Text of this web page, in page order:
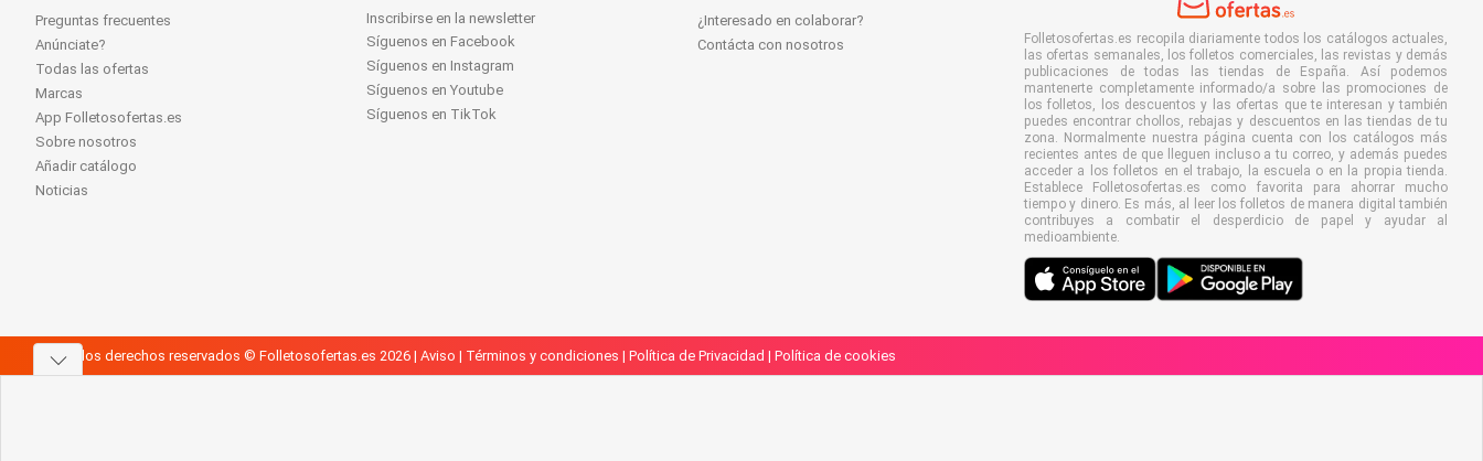
Preguntas frecuentes
Anúnciate?
Todas las ofertas
Marcas
App Folletosofertas.es
Sobre nosotros
Añadir catálogo
Noticias
Inscribirse en la newsletter
Síguenos en Facebook
Síguenos en Instagram
Síguenos en Youtube
Síguenos en TikTok
¿Interesado en colaborar?
Contácta con nosotros
Folletosofertas.es recopila diariamente todos los catálogos actuales,
las ofertas semanales, los folletos comerciales, las revistas y demás
publicaciones de todas las tiendas de España. Así podemos
mantenerte completamente informado/a sobre las promociones de
los folletos, los descuentos y las ofertas que te interesan y también
puedes encontrar chollos, rebajas y descuentos en las tiendas de tu
zona. Normalmente nuestra página cuenta con los catálogos más
recientes antes de que lleguen incluso a tu correo, y además puedes
acceder a los folletos en el trabajo, la escuela o en la propia tienda.
Establece Folletosofertas.es como favorita para ahorrar mucho
tiempo y dinero. Es más, al leer los folletos de manera digital también
contribuyes a combatir el desperdicio de papel y ayudar al
medioambiente.
Todos los derechos reservados © Folletosofertas.es 2026 | Aviso | Términos y condiciones | Política de Privacidad | Política de cookies